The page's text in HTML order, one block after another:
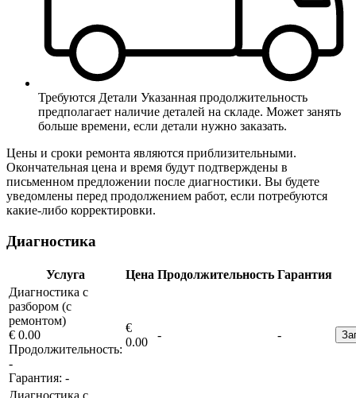
Требуются Детали Указанная продолжительность
предполагает наличие деталей на складе. Может занять
больше времени, если детали нужно заказать.
Цены и сроки ремонта являются приблизительными.
Окончательная цена и время будут подтверждены в
письменном предложении после диагностики. Вы будете
уведомлены перед продолжением работ, если потребуются
какие-либо корректировки.
Диагностика
Услуга Цена Продолжительность Гарантия
Диагностика с
разбором (с
ремонтом)
€ 0.00
Продолжительность:
-
Гарантия: -
€
0.00
- -
Диагностика с